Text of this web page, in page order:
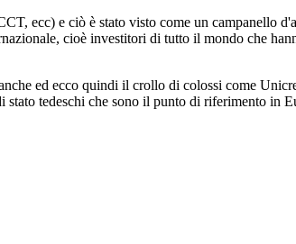
ecc) e ciò è stato visto come un campanello
cioè investitori di tutto il mondo che
ed ecco quindi il crollo di colossi come
stato tedeschi che sono il punto di riferimento in